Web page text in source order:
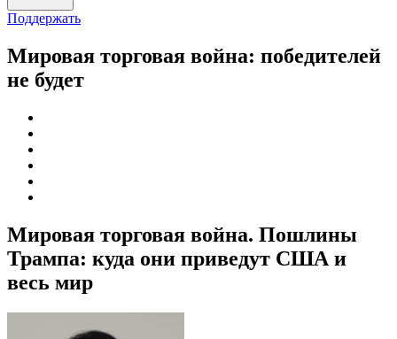
Поддержать
Мировая торговая война: победителей
не будет
Мировая торговая война. Пошлины
Трампа: куда они приведут США и
весь мир